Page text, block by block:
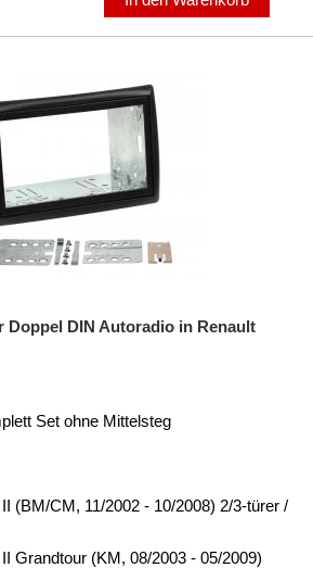
Doppel DIN Autoradio in Renault
Set ohne Mittelsteg
(BM/CM, 11/2002 - 10/2008) 2/3-türer /
Grandtour (KM, 08/2003 - 05/2009)